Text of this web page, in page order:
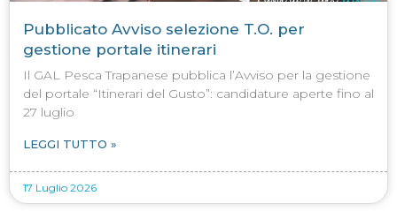
Pubblicato Avviso selezione T.O. per
gestione portale itinerari
Il GAL Pesca Trapanese pubblica l’Avviso per la gestione
del portale “Itinerari del Gusto”: candidature aperte fino al
27 luglio
LEGGI TUTTO »
17 Luglio 2026